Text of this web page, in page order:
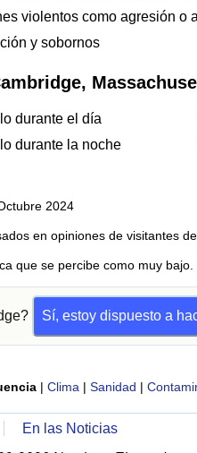
violentos como agresión o
y sobornos
durante el día
durante la noche
2024
en opiniones de visitantes
que se percibe como muy
Sí, estoy dispuesto a
| Clima | Sanidad |
En las Noticias